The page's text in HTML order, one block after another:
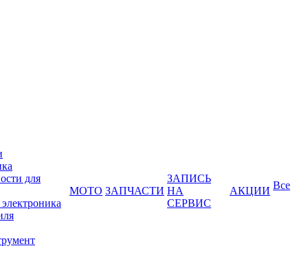
для
МОТО ЗАПЧАСТИ
ЗАПИСЬ
НА
СЕРВИС
АКЦИИ Все